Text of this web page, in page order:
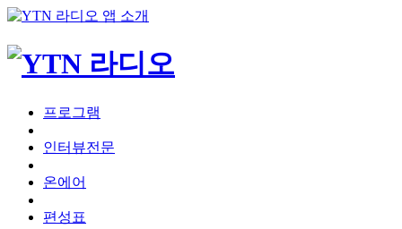
프로그램
인터뷰전문
온에어
편성표